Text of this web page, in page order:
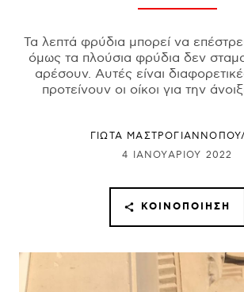
Τα λεπτά φρύδια μπορεί να
όμως τα πλούσια φρύδια δεν
αρέσουν. Αυτές είναι
προτείνουν οι οίκοι για την
ΓΙΩΤΑ
4 ΙΑΝΟΥΑΡΊΟΥ 2022
ΚΟΙΝΟΠΟΊΗΣΗ